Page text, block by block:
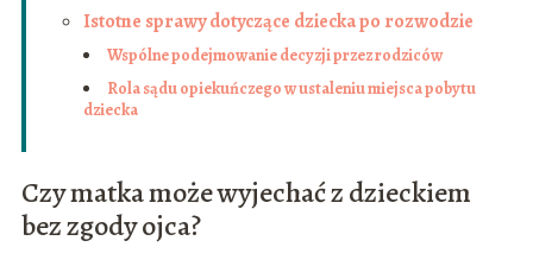
Istotne sprawy dotyczące dziecka po rozwodzie
Wspólne podejmowanie decyzji przez rodziców
Rola sądu opiekuńczego w ustaleniu miejsca pobytu
dziecka
Czy matka może wyjechać z dzieckiem
bez zgody ojca?